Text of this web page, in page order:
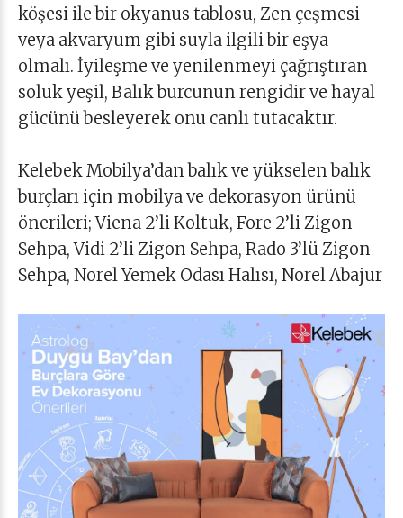
köşesi ile bir okyanus tablosu, Zen çeşmesi
veya akvaryum gibi suyla ilgili bir eşya
olmalı. İyileşme ve yenilenmeyi çağrıştıran
soluk yeşil, Balık burcunun rengidir ve hayal
gücünü besleyerek onu canlı tutacaktır.
Kelebek Mobilya’dan balık ve yükselen balık
burçları için mobilya ve dekorasyon ürünü
önerileri; Viena 2’li Koltuk, Fore 2’li Zigon
Sehpa, Vidi 2’li Zigon Sehpa, Rado 3’lü Zigon
Sehpa, Norel Yemek Odası Halısı, Norel Abajur